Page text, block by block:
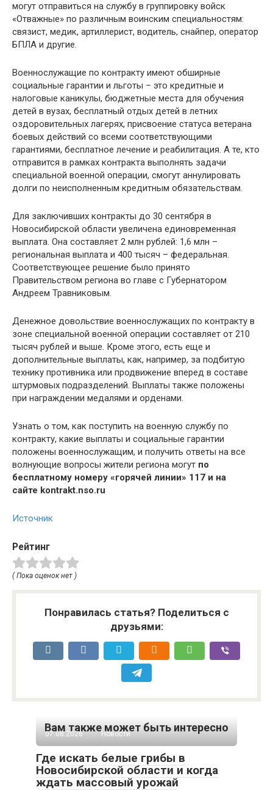
могут отправиться на службу в группировку войск
«Отважные» по различным воинским специальностям:
связист, медик, артиллерист, водитель, снайпер, оператор
БПЛА и другие.
Военнослужащие по контракту имеют обширные
социальные гарантии и льготы – это кредитные и
налоговые каникулы, бюджетные места для обучения
детей в вузах, бесплатный отдых детей в летних
оздоровительных лагерях, присвоение статуса ветерана
боевых действий со всеми соответствующими
гарантиями, бесплатное лечение и реабилитация. А те, кто
отправится в рамках контракта выполнять задачи
специальной военной операции, смогут аннулировать
долги по неисполненным кредитным обязательствам.
Для заключивших контракты до 30 сентября в
Новосибирской области увеличена единовременная
выплата. Она составляет 2 млн рублей: 1,6 млн –
региональная выплата и 400 тысяч – федеральная.
Соответствующее решение было принято
Правительством региона во главе с Губернатором
Андреем Травниковым.
Денежное довольствие военнослужащих по контракту в
зоне специальной военной операции составляет от 210
тысяч рублей и выше. Кроме этого, есть еще и
дополнительные выплаты, как, например, за подбитую
технику противника или продвижение вперед в составе
штурмовых подразделений. Выплаты также положены
при награждении медалями и орденами.
Узнать о том, как поступить на военную службу по
контракту, какие выплаты и социальные гарантии
положены военнослужащим, и получить ответы на все
волнующие вопросы жители региона могут по
бесплатному номеру «горячей линии» 117 и на
сайте kontrakt.nso.ru
Источник
Рейтинг
( Пока оценок нет )
Понравилась статья? Поделиться с
друзьями:
Вам также может быть интересно
07.08.2026 Новости
Где искать белые грибы в
Новосибирской области и когда
ждать массовый урожай